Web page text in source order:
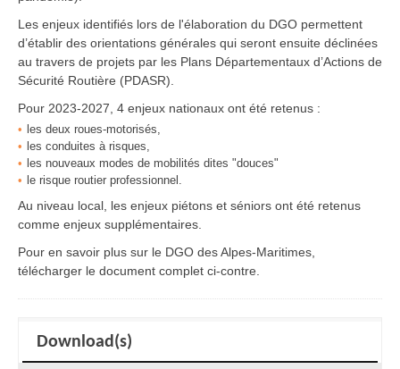
Les enjeux identifiés lors de l'élaboration du DGO permettent
d’établir des orientations générales qui seront ensuite déclinées
au travers de projets par les Plans Départementaux d’Actions de
Sécurité Routière (PDASR).
Pour 2023-2027, 4 enjeux nationaux ont été retenus :
les deux roues-motorisés,
les conduites à risques,
les nouveaux modes de mobilités dites "douces"
le risque routier professionnel.
Au niveau local, les enjeux piétons et séniors ont été retenus
comme enjeux supplémentaires.
Pour en savoir plus sur le DGO des Alpes-Maritimes,
télécharger le document complet ci-contre.
Download(s)